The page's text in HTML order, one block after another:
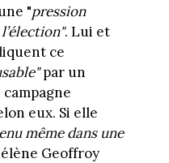
"pression
. Lui et
ce
par un
eux. Si elle
même dans une
Geoffroy